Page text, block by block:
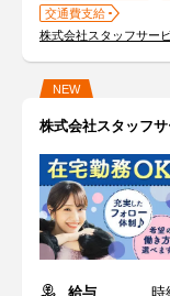
交通費支給
株式会社スタッフサー
NEW
株式会社スタッフ
給与 時